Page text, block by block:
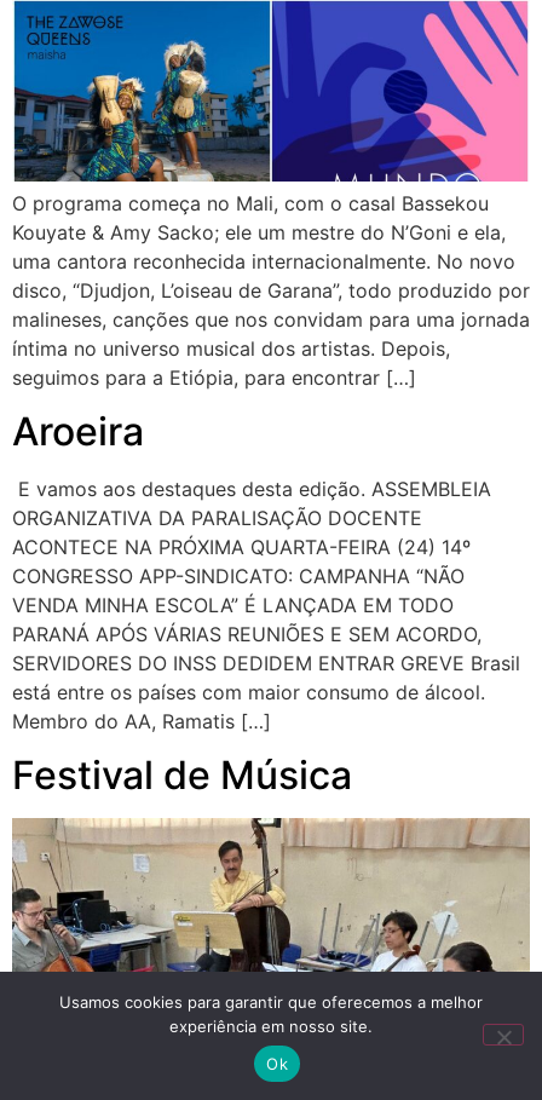
O programa começa no Mali, com o casal Bassekou
Kouyate & Amy Sacko; ele um mestre do N’Goni e ela,
uma cantora reconhecida internacionalmente. No novo
disco, “Djudjon, L’oiseau de Garana”, todo produzido por
malineses, canções que nos convidam para uma jornada
íntima no universo musical dos artistas. Depois,
seguimos para a Etiópia, para encontrar […]
Aroeira
E vamos aos destaques desta edição. ASSEMBLEIA
ORGANIZATIVA DA PARALISAÇÃO DOCENTE
ACONTECE NA PRÓXIMA QUARTA-FEIRA (24) 14º
CONGRESSO APP-SINDICATO: CAMPANHA “NÃO
VENDA MINHA ESCOLA” É LANÇADA EM TODO
PARANÁ APÓS VÁRIAS REUNIÕES E SEM ACORDO,
SERVIDORES DO INSS DEDIDEM ENTRAR GREVE Brasil
está entre os países com maior consumo de álcool.
Membro do AA, Ramatis […]
Festival de Música
Usamos cookies para garantir que oferecemos a melhor
experiência em nosso site.
Ok